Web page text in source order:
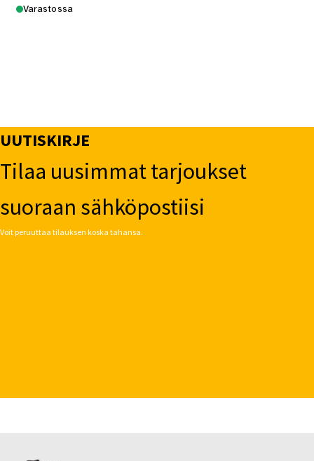
Varastossa
UUTISKIRJE
Tilaa uusimmat tarjoukset
suoraan sähköpostiisi
Voit peruuttaa tilauksen koska tahansa.